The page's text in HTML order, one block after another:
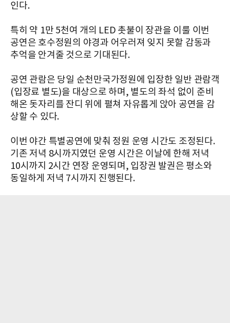
인다.
특히 약 1만 5천여 개의 LED 촛불이 장관을 이룰 이번
공연은 호수정원의 야경과 어우러져 잊지 못할 감동과
추억을 안겨줄 것으로 기대된다.
공연 관람은 당일 순천만국가정원에 입장한 일반 관람객
(입장료 별도)을 대상으로 하며, 별도의 좌석 없이 준비
해온 돗자리를 잔디 위에 펼쳐 자유롭게 앉아 공연을 감
상할 수 있다.
이번 야간 특별공연에 맞춰 정원 운영 시간도 조정된다.
기존 저녁 8시까지였던 운영 시간은 이날에 한해 저녁
10시까지 2시간 연장 운영되며, 입장권 발권은 평소와
동일하게 저녁 7시까지 진행된다.